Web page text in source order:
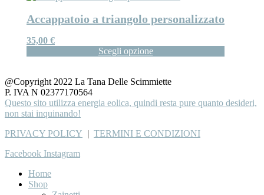
Accappatoio a triangolo personalizzato
35,00 €
Scegli opzione
@Copyright 2022 La Tana Delle Scimmiette
P. IVA N 02377170564
Questo sito utilizza energia eolica, quindi resta pure quanto desideri,
non stai inquinando!
PRIVACY POLICY | TERMINI E CONDIZIONI
Facebook Instagram
Home
Shop